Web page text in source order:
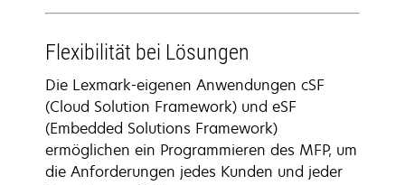
Flexibilität bei Lösungen
Die Lexmark-eigenen Anwendungen cSF
(Cloud Solution Framework) und eSF
(Embedded Solutions Framework)
ermöglichen ein Programmieren des MFP, um
die Anforderungen jedes Kunden und jeder